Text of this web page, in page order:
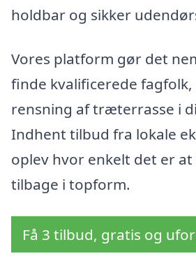
holdbar og sikker
Vores platform gør det
finde kvalificerede
rensning af træterrasse i
Indhent tilbud fra lokale
oplev hvor enkelt det er
tilbage i topform.
Få 3 tilbud, gratis og